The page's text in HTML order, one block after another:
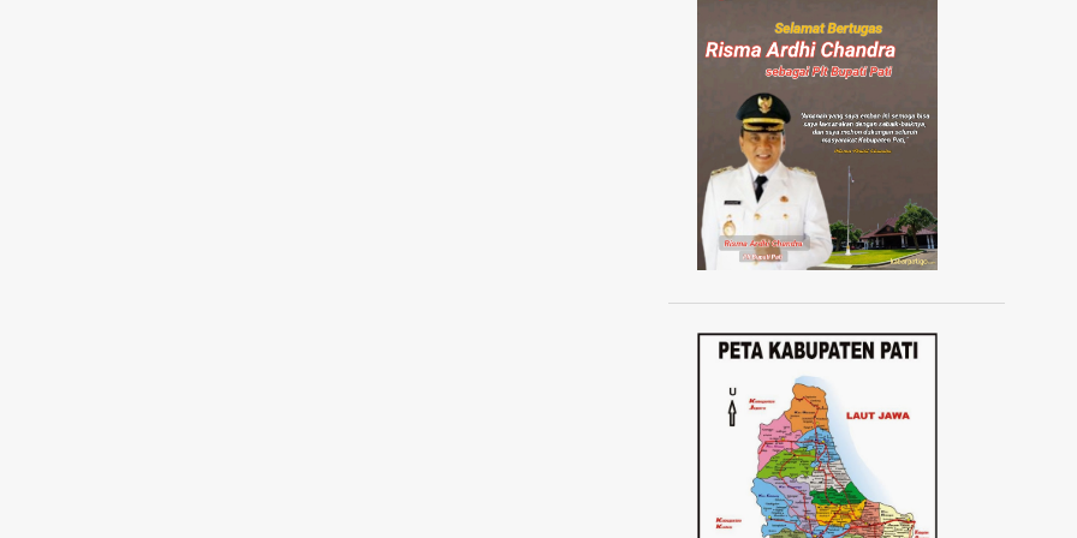
AISYIYAH JATENG AISYIYAH PATI
AISYIYAH TLOGOWUNGU
AJANG ABANG NONE JAKARTA 2024
AJUDAN KAPOLRI
AKAD MASSAL KPR SUBSIDI
AKADEMI SEPAK BOLA
AKBAR TANDJUNG AKSI 1000 LILIN
AKSI BELA DUKUNG PALESTINA
AKSI BORONG
AKSI DAMAI ANTI PREMANISME
AKSI DAMAI WARGA PATI
AKSI DEMO TOLAK KENAIKAN PAJAK